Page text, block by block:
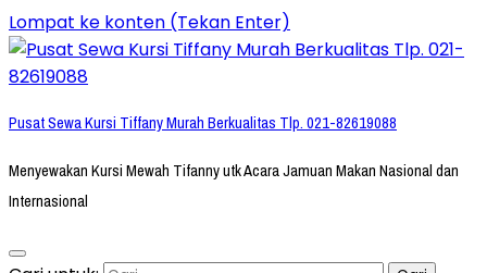
Lompat ke konten (Tekan Enter)
Pusat Sewa Kursi Tiffany Murah Berkualitas Tlp. 021-82619088
Menyewakan Kursi Mewah Tifanny utk Acara Jamuan Makan Nasional dan
Internasional